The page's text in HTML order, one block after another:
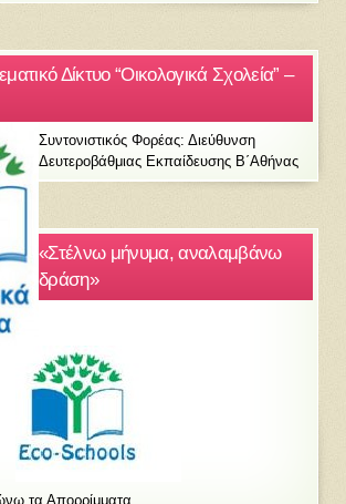
Δίκτυο “Οικολογικά Σχολεία” –
Συντονιστικός Φορέας: Διεύθυνση
Δευτεροβάθμιας Εκπαίδευσης Β΄Αθήνας
«Στέλνω μήνυμα, αναλαμβάνω
δράση»
τα Απορρίμματα